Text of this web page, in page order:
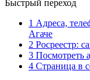
Быстрый переход
1 Адреса,
Агаче
2 Росреестр:
3 Посмотреть
4 Страница в